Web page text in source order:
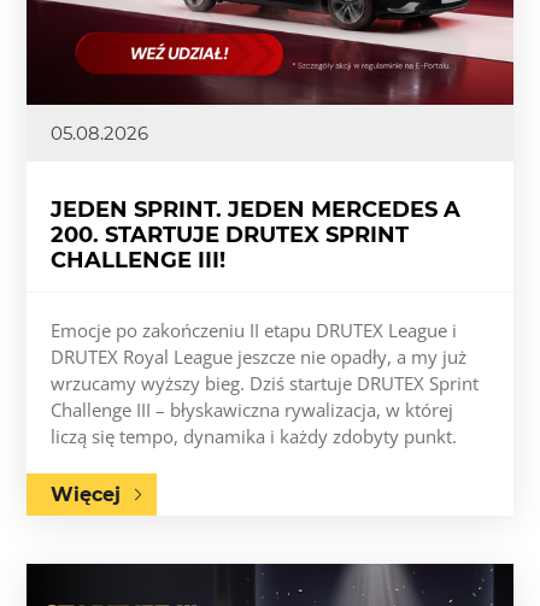
05.08.2026
JEDEN SPRINT. JEDEN MERCEDES A
200. STARTUJE DRUTEX SPRINT
CHALLENGE III!
Emocje po zakończeniu II etapu DRUTEX League i
DRUTEX Royal League jeszcze nie opadły, a my już
wrzucamy wyższy bieg. Dziś startuje DRUTEX Sprint
Challenge III – błyskawiczna rywalizacja, w której
liczą się tempo, dynamika i każdy zdobyty punkt.
Więcej